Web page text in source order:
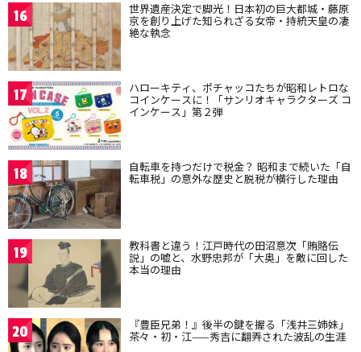
16 世界遺産決定で脚光！日本初の巨大都城・藤原
京を創り上げた知られざる女帝・持統天皇の凄
絶な執念
17 ハローキティ、ポチャッコたちが昭和レトロな
コインケースに！「サンリオキャラクターズ コ
インケース」第２弾
18 自転車を持つだけで税金？ 昭和まで続いた「自
転車税」の意外な歴史と脱税が横行した理由
19 教科書と違う！江戸時代の田沼意次「賄賂伝
説」の嘘と、水野忠邦が「大奥」を敵に回した
本当の理由
20 『豊臣兄弟！』後半の鍵を握る「浅井三姉妹」
茶々・初・江——秀吉に翻弄された波乱の生涯